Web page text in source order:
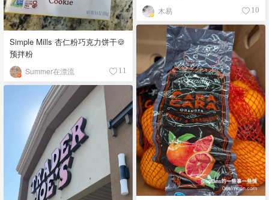
木易 10
Simple Mills 杏仁粉巧克力饼干🍪
预拌粉
Summer在漂流 11